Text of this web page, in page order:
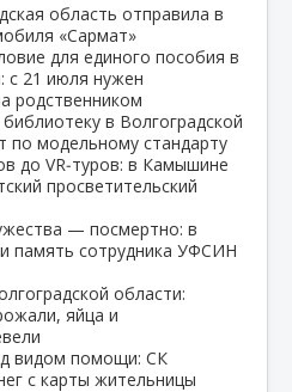
область отправила в
«Сармат»
для единого пособия в
с 21 июля нужен
родственником
в Волгоградской
по модельному стандарту
до VR‑туров: в Камышине
просветительский
— посмертно: в
память сотрудника УФСИН
области:
яйца и
видом помощи: СК
с карты жительницы